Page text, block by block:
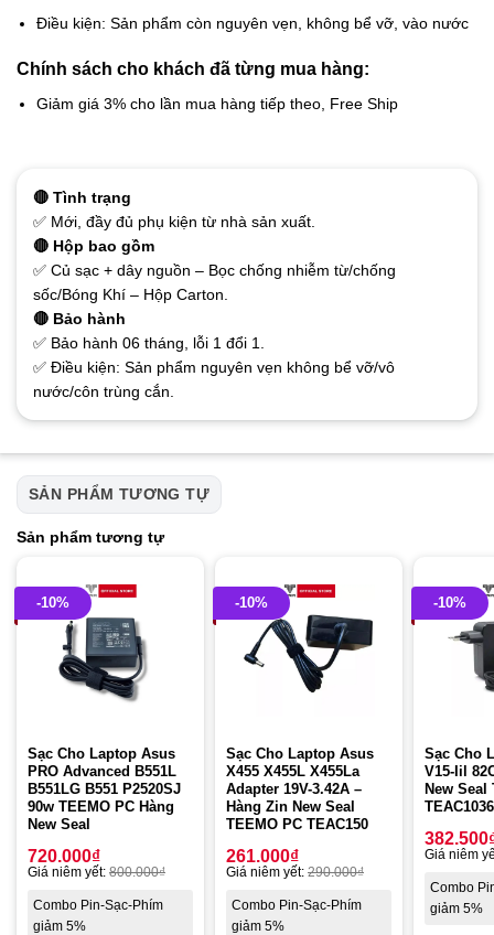
Điều kiện: Sản phẩm còn nguyên vẹn, không bể vỡ, vào nước
Chính sách cho khách đã từng mua hàng:
Giảm giá 3% cho lần mua hàng tiếp theo, Free Ship
🔴 Tình trạng
✅ Mới, đầy đủ phụ kiện từ nhà sản xuất.
🔴 Hộp bao gồm
✅ Củ sạc + dây nguồn – Bọc chống nhiễm từ/chống
sốc/Bóng Khí – Hộp Carton.
🔴 Bảo hành
✅ Bảo hành 06 tháng, lỗi 1 đổi 1.
✅ Điều kiện: Sản phẩm nguyên vẹn không bể vỡ/vô
nước/côn trùng cắn.
SẢN PHẨM TƯƠNG TỰ
Sản phẩm tương tự
-10%
Sạc Cho Laptop Asus
PRO Advanced B551L
B551LG B551 P2520SJ
90w TEEMO PC Hàng
New Seal
720.000₫
Giá niêm yết: 800.000₫
Combo Pin-Sạc-Phím
giảm 5%
-10%
Sạc Cho Laptop Asus
X455 X455L X455La
Adapter 19V-3.42A –
Hàng Zin New Seal
TEEMO PC TEAC150
261.000₫
Giá niêm yết: 290.000₫
Combo Pin-Sạc-Phím
giảm 5%
-10%
Sạc Cho
V15-Iil
New Seal
TEAC1036
382.500
Giá niêm
Combo
giảm 5%